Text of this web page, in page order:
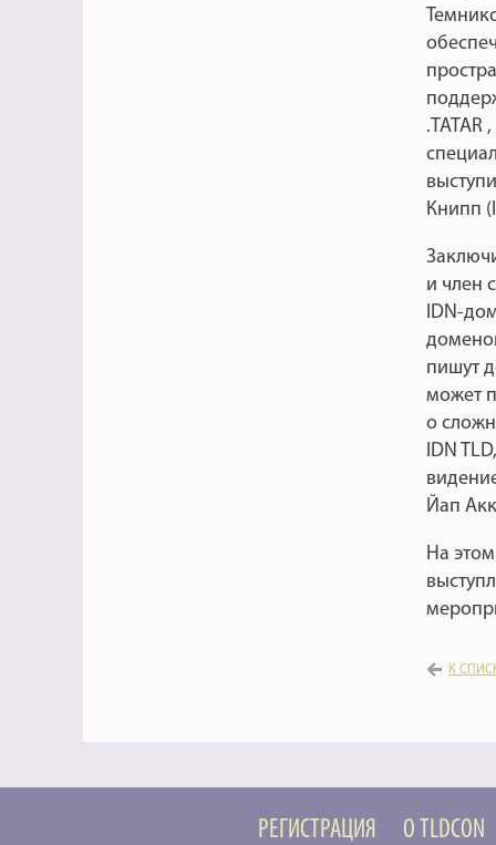
Книпп
и член
IDN-
пишут
может
о
IDN
Йап
На
К
РЕГИСТРАЦИЯ О TLDCON